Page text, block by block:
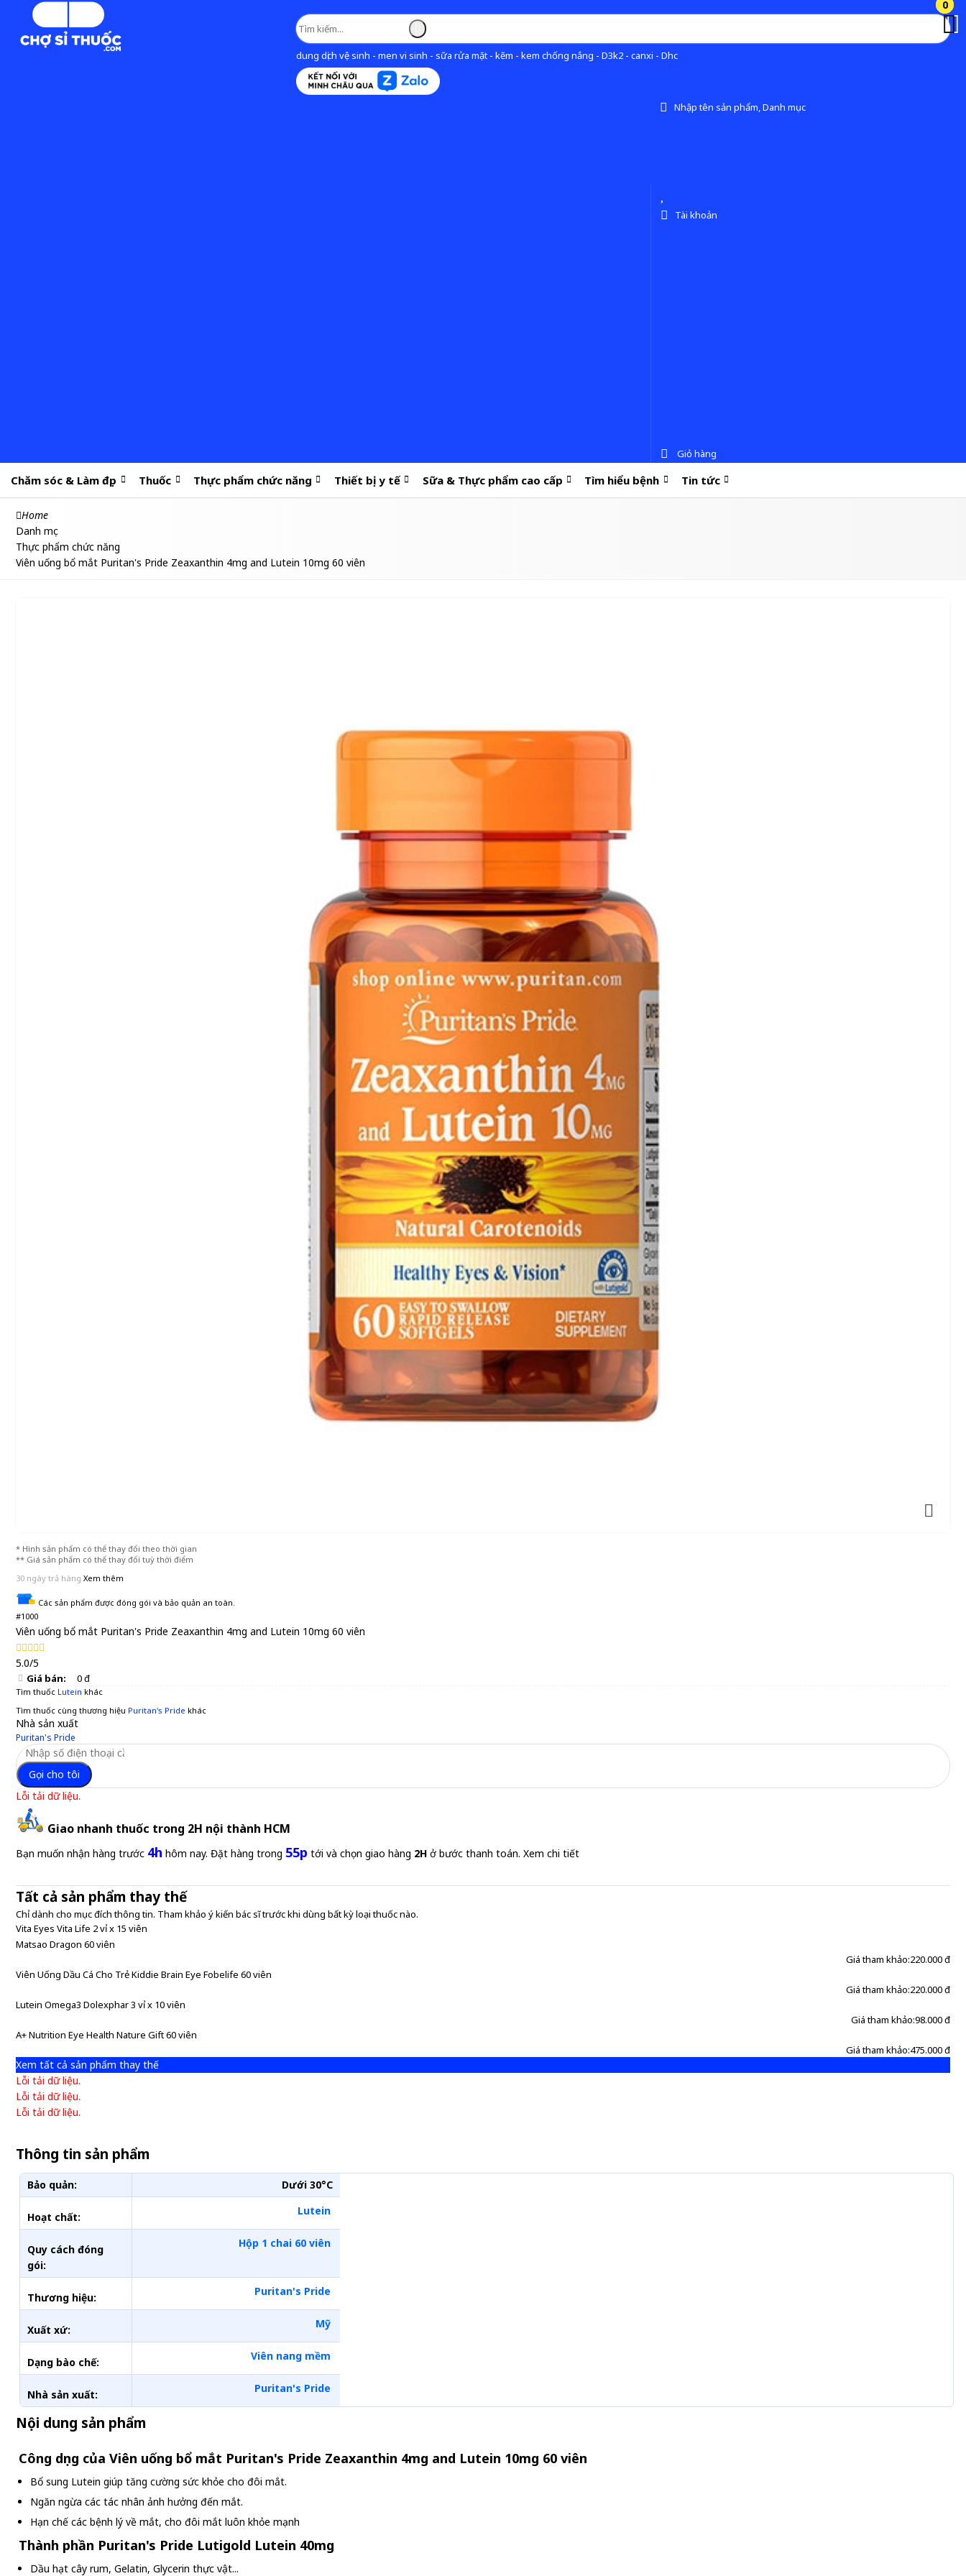
dung dịch vệ sinh - men vi sinh - sữa rửa mặt - kẽm - kem chống nắng - D3k2 - canxi - Dhc
Nhập tên sản phẩm, Danh mục
0
Tài khoản
0
Giỏ hàng
Chăm sóc & Làm đẹp Thuốc Thực phẩm chức năng Thiết bị y tế Sữa & Thực phẩm cao cấp Tìm hiểu bệnh Tin tức
Home
Danh mục
Thực phẩm chức năng
Viên uống bổ mắt Puritan's Pride Zeaxanthin 4mg and Lutein 10mg 60 viên
* Hình sản phẩm có thể thay đổi theo thời gian
** Giá sản phẩm có thể thay đổi tuỳ thời điểm
30 ngày trả hàng Xem thêm
Các sản phẩm được đóng gói và bảo quản an toàn.
#1000
Viên uống bổ mắt Puritan's Pride Zeaxanthin 4mg and Lutein 10mg 60 viên
5.0/5
Giá bán: 0 đ
Tìm thuốc Lutein khác
Tìm thuốc cùng thương hiệu Puritan's Pride khác
Nhà sản xuất
Puritan's Pride
Gọi cho tôi
Lỗi tải dữ liệu.
Giao nhanh thuốc trong 2H nội thành HCM
Bạn muốn nhận hàng trước 4h hôm nay. Đặt hàng trong 55p tới và chọn giao hàng 2H ở bước thanh toán. Xem chi tiết
Tất cả sản phẩm thay thế
Chỉ dành cho mục đích thông tin. Tham khảo ý kiến bác sĩ trước khi dùng bất kỳ loại thuốc nào.
Vita Eyes Vita Life 2 vỉ x 15 viên
Matsao Dragon 60 viên
Giá tham khảo:220.000 đ
Viên Uống Dầu Cá Cho Trẻ Kiddie Brain Eye Fobelife 60 viên
Giá tham khảo:220.000 đ
Lutein Omega3 Dolexphar 3 vỉ x 10 viên
Giá tham khảo:98.000 đ
A+ Nutrition Eye Health Nature Gift 60 viên
Giá tham khảo:475.000 đ
Xem tất cả sản phẩm thay thế
Lỗi tải dữ liệu.
Lỗi tải dữ liệu.
Lỗi tải dữ liệu.
Thông tin sản phẩm
Bảo quản: Dưới 30°C
Hoạt chất: Lutein
Quy cách đóng
gói:
Hộp 1 chai 60 viên
Thương hiệu: Puritan's Pride
Xuất xứ: Mỹ
Dạng bào chế: Viên nang mềm
Nhà sản xuất: Puritan's Pride
Nội dung sản phẩm
Công dụng của Viên uống bổ mắt Puritan's Pride Zeaxanthin 4mg and Lutein 10mg 60 viên
Bổ sung Lutein giúp tăng cường sức khỏe cho đôi mắt.
Ngăn ngừa các tác nhân ảnh hưởng đến mắt.
Hạn chế các bệnh lý về mắt, cho đôi mắt luôn khỏe mạnh
Thành phần Puritan's Pride Lutigold Lutein 40mg
Dầu hạt cây rum, Gelatin, Glycerin thực vật...